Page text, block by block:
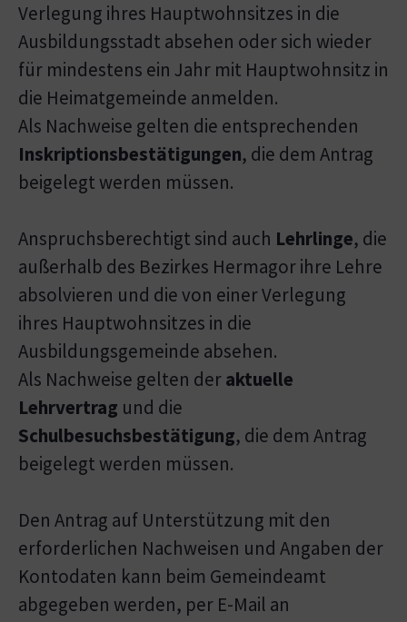
Verlegung ihres Hauptwohnsitzes in die
Ausbildungsstadt absehen oder sich wieder
für mindestens ein Jahr mit Hauptwohnsitz in
die Heimatgemeinde anmelden.
Als Nachweise gelten die entsprechenden
Inskriptionsbestätigungen, die dem Antrag
beigelegt werden müssen.
Anspruchsberechtigt sind auch Lehrlinge, die
außerhalb des Bezirkes Hermagor ihre Lehre
absolvieren und die von einer Verlegung
ihres Hauptwohnsitzes in die
Ausbildungsgemeinde absehen.
Als Nachweise gelten deraktuelle
Lehrvertrag und die
Schulbesuchsbestätigung, die dem Antrag
beigelegt werden müssen.
Den Antrag auf Unterstützung mit den
erforderlichen Nachweisen und Angaben der
Kontodaten kann beim Gemeindeamt
abgegeben werden, per E-Mail an